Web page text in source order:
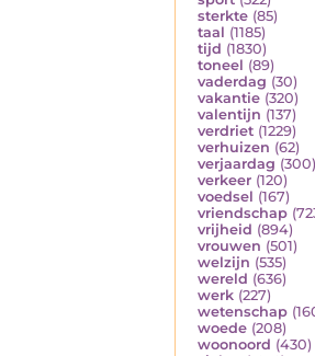
sterkte (85)
taal (1185)
tijd (1830)
toneel (89)
vaderdag (30)
vakantie (320)
valentijn (137)
verdriet (1229)
verhuizen (62)
verjaardag (300)
verkeer (120)
voedsel (167)
vriendschap
vrijheid (894)
vrouwen (501)
welzijn (535)
wereld (636)
werk (227)
wetenschap
woede (208)
woonoord (430)